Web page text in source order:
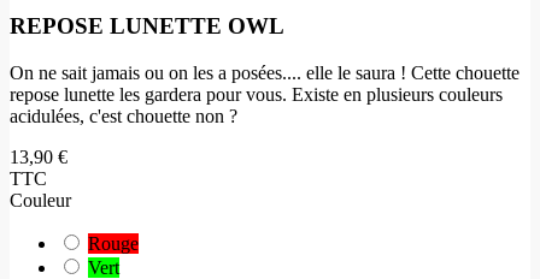
REPOSE LUNETTE OWL
On ne sait jamais ou on les a posées.... elle le saura ! Cette chouette
repose lunette les gardera pour vous. Existe en plusieurs couleurs
acidulées, c'est chouette non ?
13,90 €
TTC
Couleur
Rouge
Vert